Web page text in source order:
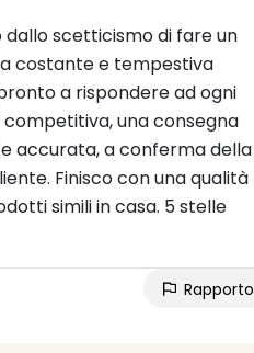
scetticismo di fare un
costante e tempestiva
a rispondere ad ogni
una consegna
accurata, a conferma della
Finisco con una qualità
simili in casa. 5 stelle
Rapporto